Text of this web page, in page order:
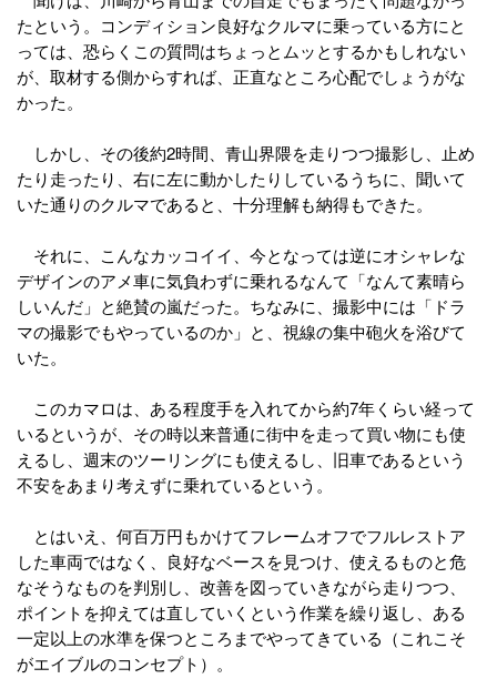
たという。コンディション良好なクルマに乗っている方にと
っては、恐らくこの質問はちょっとムッとするかもしれない
が、取材する側からすれば、正直なところ心配でしょうがな
かった。
しかし、その後約2時間、青山界隈を走りつつ撮影し、止め
たり走ったり、右に左に動かしたりしているうちに、聞いて
いた通りのクルマであると、十分理解も納得もできた。
それに、こんなカッコイイ、今となっては逆にオシャレな
デザインのアメ車に気負わずに乗れるなんて「なんて素晴ら
しいんだ」と絶賛の嵐だった。ちなみに、撮影中には「ドラ
マの撮影でもやっているのか」と、視線の集中砲火を浴びて
いた。
このカマロは、ある程度手を入れてから約7年くらい経って
いるというが、その時以来普通に街中を走って買い物にも使
えるし、週末のツーリングにも使えるし、旧車であるという
不安をあまり考えずに乗れているという。
とはいえ、何百万円もかけてフレームオフでフルレストア
した車両ではなく、良好なベースを見つけ、使えるものと危
なそうなものを判別し、改善を図っていきながら走りつつ、
ポイントを抑えては直していくという作業を繰り返し、ある
一定以上の水準を保つところまでやってきている（これこそ
がエイブルのコンセプト）。